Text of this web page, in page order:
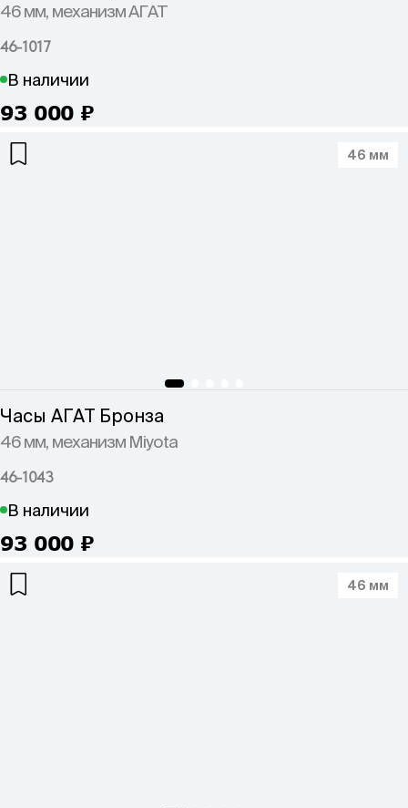
46 мм, механизм АГАТ
46-1017
93 000 ₽
В наличии
46 мм
Часы АГАТ Бронза
46 мм, механизм Miyota
46-1043
93 000 ₽
В наличии
46 мм